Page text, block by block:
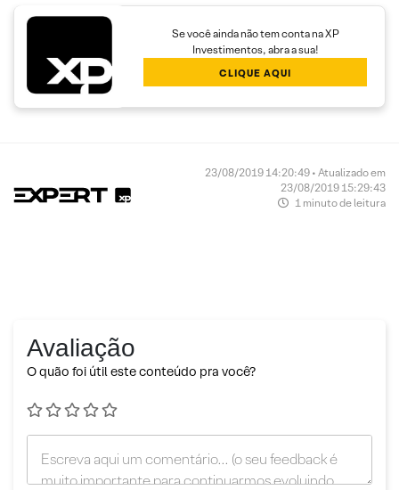
Se você ainda não tem conta na XP
Investimentos, abra a sua!
CLIQUE AQUI
23/08/2019 14:20:49 • Atualizado em
23/08/2019 15:29:43
1 minuto de leitura
Avaliação
O quão foi útil este conteúdo pra você?